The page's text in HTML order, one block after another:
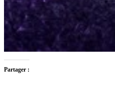
Partager :